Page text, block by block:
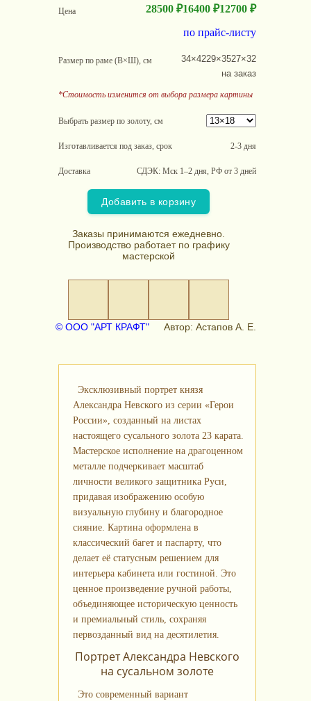
Цена 12700 ₽
16400 ₽
28500 ₽
по прайс-листу
Размер по раме (В×Ш), см 27×32
29×35
34×42
на заказ
*Стоимость изменится от выбора размера картины
Выбрать размер по золоту, см
Изготавливается под заказ, срок 2-3 дня
Доставка СДЭК: Мск 1–2 дня, РФ от 3 дней
Добавить в корзину
Заказы принимаются ежедневно.
Производство работает по графику
мастерской
© ООО "АРТ КРАФТ" Автор: Астапов А. Е.
Эксклюзивный портрет князя
Александра Невского из серии «Герои
России», созданный на листах
настоящего сусального золота 23 карата.
Мастерское исполнение на драгоценном
металле подчеркивает масштаб
личности великого защитника Руси,
придавая изображению особую
визуальную глубину и благородное
сияние. Картина оформлена в
классический багет и паспарту, что
делает её статусным решением для
интерьера кабинета или гостиной. Это
ценное произведение ручной работы,
объединяющее историческую ценность
и премиальный стиль, сохраняя
первозданный вид на десятилетия.
Портрет Александра Невского
на сусальном золоте
Это современный вариант